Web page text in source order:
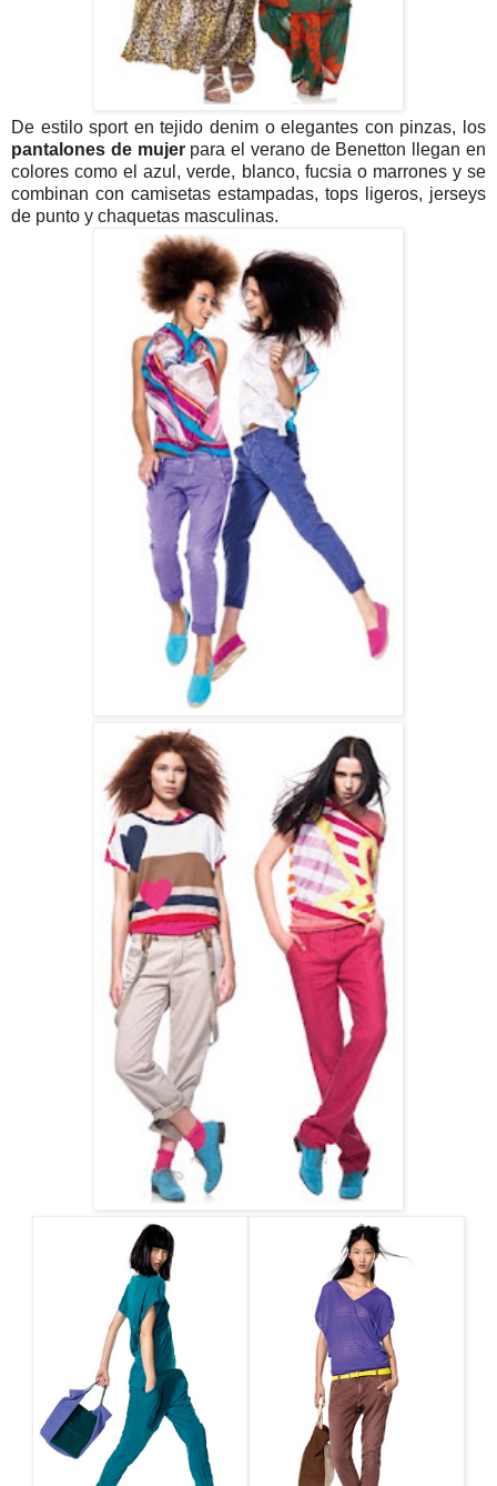
De estilo sport en tejido denim o elegantes con pinzas, los
pantalones de mujerpara el verano de Benetton llegan en
colores como el azul, verde, blanco, fucsia o marrones y se
combinan con camisetas estampadas, tops ligeros, jerseys
de punto y chaquetas masculinas.